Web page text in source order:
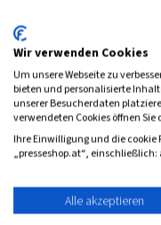
Rolling Stone
Rock- und Popkultur
ab 10,70 €
(monatlich)
Wir verwenden Cookies
Um unsere Webseite zu
bieten und personalisierte
unserer Besucherdaten
verwendeten Cookies öffnen Sie
Ihre Einwilligung und die cookie
„presseshop.at“,
Alle akzeptieren